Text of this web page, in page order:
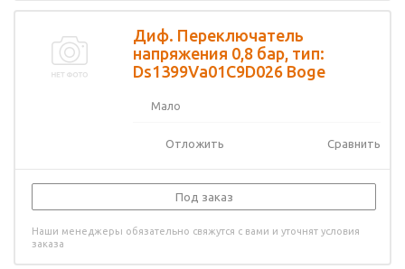
Диф. Переключатель
напряжения 0,8 бар, тип:
Ds1399Va01C9D026 Boge
Мало
Отложить Сравнить
Под заказ
Наши менеджеры обязательно свяжутся с вами и уточнят условия
заказа